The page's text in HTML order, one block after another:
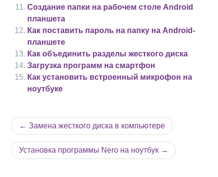
Создание папки на рабочем столе Android
планшета
Как поставить пароль на папку на Android-
планшете
Как объединить разделы жесткого диска
Загрузка программ на смартфон
Как установить встроенный микрофон на
ноутбуке
Навигация
по
записям
Замена жесткого диска в компьютере
Установка программы Nero на ноутбук